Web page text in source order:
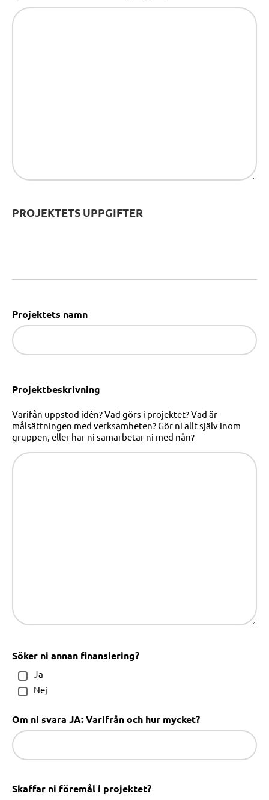
PROJEKTETS UPPGIFTER
Projektets namn
Projektbeskrivning
Varifån uppstod idén? Vad görs i projektet? Vad är
målsättningen med verksamheten? Gör ni allt själv inom
gruppen, eller har ni samarbetar ni med nån?
Söker ni annan finansiering?
Ja
Nej
Om ni svara JA: Varifrån och hur mycket?
Skaffar ni föremål i projektet?